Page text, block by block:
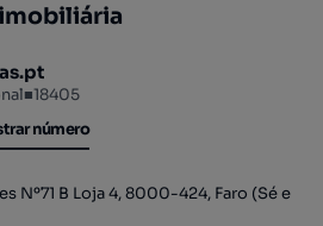
■18405
número
número
Nº71 B Loja 4, 8000-424, Faro (Sé e